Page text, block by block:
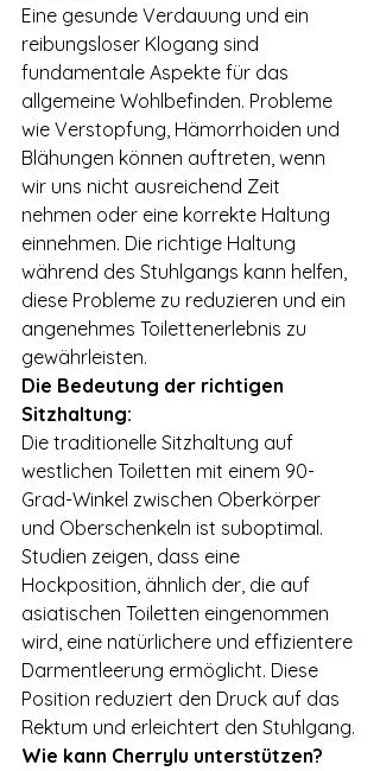
Eine gesunde Verdauung und ein
reibungsloser Klogang sind
fundamentale Aspekte für das
allgemeine Wohlbefinden. Probleme
wie Verstopfung, Hämorrhoiden und
Blähungen können auftreten, wenn
wir uns nicht ausreichend Zeit
nehmen oder eine korrekte Haltung
einnehmen. Die richtige Haltung
während des Stuhlgangs kann helfen,
diese Probleme zu reduzieren und ein
angenehmes Toilettenerlebnis zu
gewährleisten.
Die Bedeutung der richtigen
Sitzhaltung:
Die traditionelle Sitzhaltung auf
westlichen Toiletten mit einem 90-
Grad-Winkel zwischen Oberkörper
und Oberschenkeln ist suboptimal.
Studien zeigen, dass eine
Hockposition, ähnlich der, die auf
asiatischen Toiletten eingenommen
wird, eine natürlichere und effizientere
Darmentleerung ermöglicht. Diese
Position reduziert den Druck auf das
Rektum und erleichtert den Stuhlgang.
Wie kann Cherrylu unterstützen?